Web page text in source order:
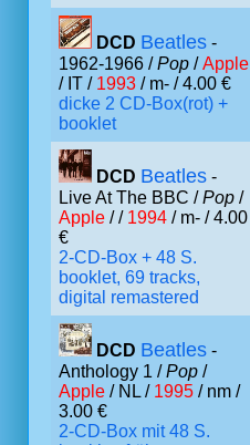
DCD Beatles -
1962-1966 /Pop /Apple
/ IT / 1993 / m- / 4.00 €
dicke 2 CD-Box(rot) +
booklet
DCD Beatles -
Live At The BBC /Pop /
Apple / / 1994 / m- / 4.00
€
2-CD-Box + 48 S.
booklet, 69 tracks,
digital remastered
DCD Beatles -
Anthology 1 /Pop /
Apple / NL / 1995 / nm /
3.00 €
2-CD-Box mit 48 S.